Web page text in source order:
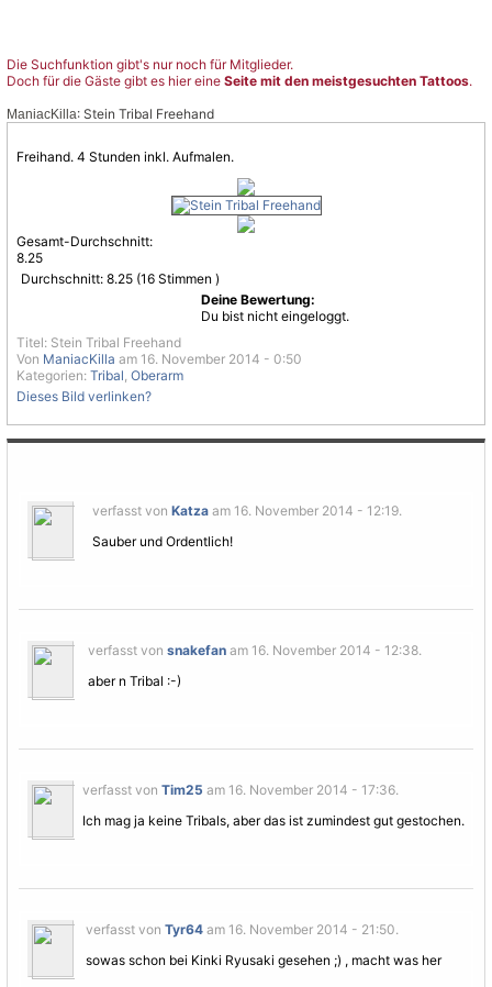
Die Suchfunktion gibt's nur noch für Mitglieder.
Doch für die Gäste gibt es hier eine Seite mit den meistgesuchten Tattoos.
ManiacKilla: Stein Tribal Freehand
Freihand. 4 Stunden inkl. Aufmalen.
Gesamt-Durchschnitt:
8.25
Durchschnitt: 8.25 (16 Stimmen )
Deine Bewertung:
Du bist nicht eingeloggt.
Titel: Stein Tribal Freehand
Von ManiacKilla am 16. November 2014 - 0:50
Kategorien: Tribal, Oberarm
Dieses Bild verlinken?
verfasst von Katzaam 16. November 2014 - 12:19.
Sauber und Ordentlich!
verfasst von snakefanam 16. November 2014 - 12:38.
aber n Tribal :-)
verfasst von Tim25 am 16. November 2014 - 17:36.
Ich mag ja keine Tribals, aber das ist zumindest gut gestochen.
verfasst von Tyr64am 16. November 2014 - 21:50.
sowas schon bei Kinki Ryusaki gesehen ;) , macht was her